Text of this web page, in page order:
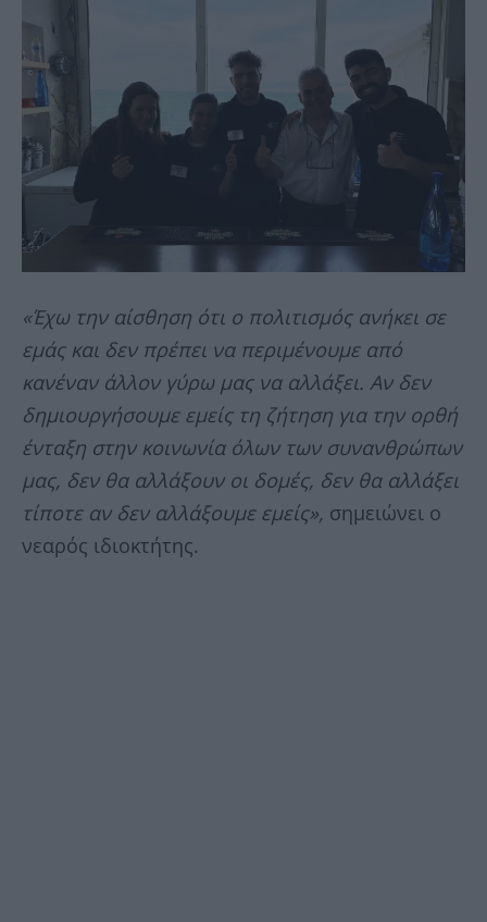
«Έχω την αίσθηση ότι ο πολιτισμός ανήκει σε
εμάς και δεν πρέπει να περιμένουμε από
κανέναν άλλον γύρω μας να αλλάξει. Αν δεν
δημιουργήσουμε εμείς τη ζήτηση για την ορθή
ένταξη στην κοινωνία όλων των συνανθρώπων
μας, δεν θα αλλάξουν οι δομές, δεν θα αλλάξει
τίποτε αν δεν αλλάξουμε εμείς», σημειώνει ο
νεαρός ιδιοκτήτης.